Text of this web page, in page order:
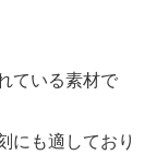
ている素材で
にも適しており